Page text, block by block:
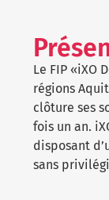
Le FIP «iXO
régions
clôture ses
fois un an.
disposant
sans